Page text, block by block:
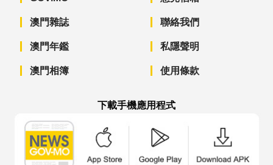
澳門雜誌
澳門年鑑
澳門相簿
聯絡我們
私隱聲明
使用條款
下載手機應用程式